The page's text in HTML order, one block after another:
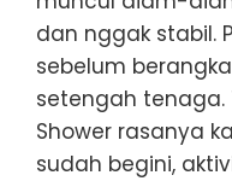
dan nggak stabil.
sebelum
setengah tenaga.
Shower rasanya
sudah begini,